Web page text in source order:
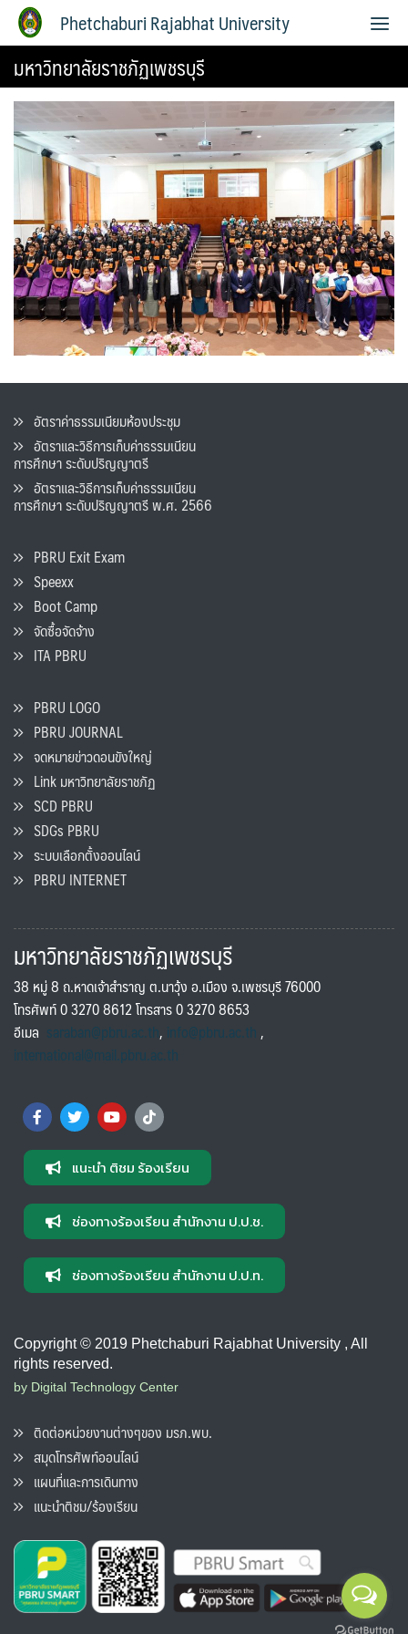
Phetchaburi Rajabhat University
มหาวิทยาลัยราชภัฏเพชรบุรี
อัตราค่าธรรมเนียมห้องประชุม
อัตราและวิธีการเก็บค่าธรรมเนียน
การศึกษา ระดับปริญญาตรี
อัตราและวิธีการเก็บค่าธรรมเนียน
การศึกษา ระดับปริญญาตรี พ.ศ. 2566
PBRU Exit Exam
Speexx
Boot Camp
จัดซื้อจัดจ้าง
ITA PBRU
PBRU LOGO
PBRU JOURNAL
จดหมายข่าวดอนขังใหญ่
Link มหาวิทยาลัยราชภัฏ
SCD PBRU
SDGs PBRU
ระบบเลือกตั้งออนไลน์
PBRU INTERNET
มหาวิทยาลัยราชภัฏเพชรบุรี
38 หมู่ 8 ถ.หาดเจ้าสำราญ ต.นาวุ้ง อ.เมือง จ.เพชรบุรี 76000
โทรศัพท์ 0 3270 8612 โทรสาร 0 3270 8653
อีเมล saraban@pbru.ac.th, info@pbru.ac.th,
international@mail.pbru.ac.th
แนะนำ ติชม ร้องเรียน
ช่องทางร้องเรียน สำนักงาน ป.ป.ช.
ช่องทางร้องเรียน สำนักงาน ป.ป.ท.
Copyright © 2019 Phetchaburi Rajabhat University , All
rights reserved.
by Digital Technology Center
ติดต่อหน่วยงานต่างๆของ มรภ.พบ.
สมุดโทรศัพท์ออนไลน์
แผนที่และการเดินทาง
แนะนำติชม/ร้องเรียน